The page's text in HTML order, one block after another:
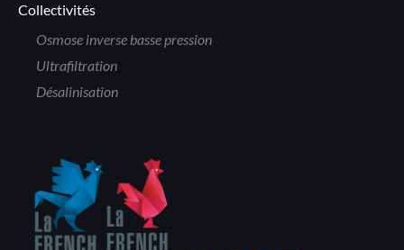
Collectivités
Osmose inverse basse pression
Ultrafiltration
Désalinisation